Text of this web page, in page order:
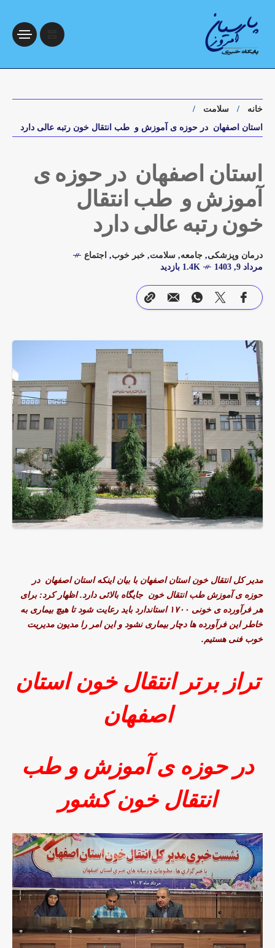
خانه
سلامت
استان اصفهان در حوزه ی آموزش و طب انتقال خون رتبه عالی دارد
استان اصفهان در حوزه ی
آموزش و طب انتقال
خون رتبه عالی دارد
درمان وپزشکی, جامعه, سلامت, خبر خوب, اجتماع
مرداد 9, 1403
1.4K بازدید
مدیر کل انتقال خون استان اصفهان با بیان اینکه استان اصفهان در
حوزه ی آموزش طب انتقال خون جایگاه بالائی دارد. اظهار کرد: برای
هر فرآورده ی خونی ۱۷۰۰ استاندارد باید رعایت شود تا هیچ بیماری به
خاطر این فرآورده ها دچار بیماری نشود و این امر را مدیون مدیریت
خوب فنی هستیم.
تراز برتر انتقال خون استان
اصفهان
در حوزه ی آموزش و طب
انتقال خون کشور